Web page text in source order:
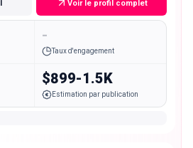
Voir le profil complet
-
Taux d'engagement
$899-1.5K
Estimation par publication